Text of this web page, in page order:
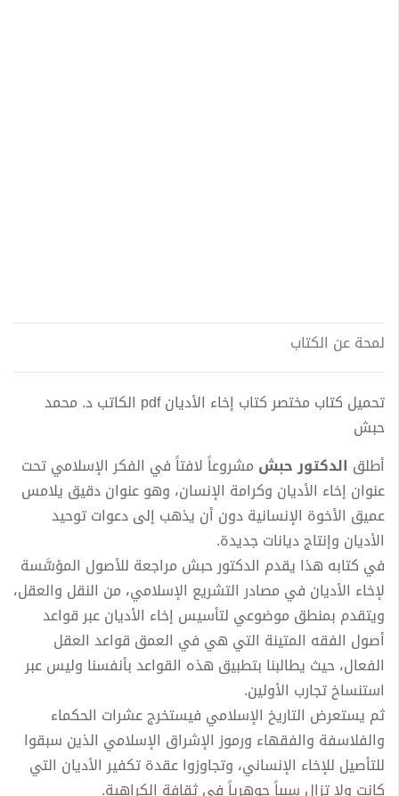
لمحة عن الكتاب
تحميل كتاب مختصر كتاب إخاء الأديان pdf الكاتب د. محمد
حبش
أطلق الدكتور حبش مشروعاً لافتاً في الفكر الإسلامي تحت
عنوان إخاء الأديان وكرامة الإنسان، وهو عنوان دقيق يلامس
عميق الأخوة الإنسانية دون أن يذهب إلى دعوات توحيد
الأديان وإنتاج ديانات جديدة.
في كتابه هذا يقدم الدكتور حبش مراجعة للأصول المؤسَّسة
لإخاء الأديان في مصادر التشريع الإسلامي، من النقل والعقل،
ويتقدم بمنطق موضوعي لتأسيس إخاء الأديان عبر قواعد
أصول الفقه المتينة التي هي في العمق قواعد العقل
الفعال، حيث يطالبنا بتطبيق هذه القواعد بأنفسنا وليس عبر
استنساخ تجارب الأولين.
ثم يستعرض التاريخ الإسلامي فيستخرج عشرات الحكماء
والفلاسفة والفقهاء ورموز الإشراق الإسلامي الذين سبقوا
للتأصيل للإخاء الإنساني، وتجاوزوا عقدة تكفير الأديان التي
كانت ولا تزال سبباً جوهرياً في ثقافة الكراهية.